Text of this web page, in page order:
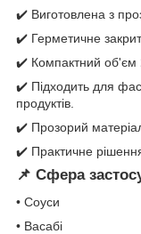
✔️ Виготовлена з
✔️ Герметичне
✔️ Компактний об'єм
✔️ Підходить для
продуктів.
✔️ Прозорий
✔️ Практичне
📌 Сфера
• Соуси
• Васабі